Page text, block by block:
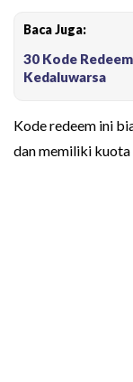
Baca Juga:
30 Kode
Kedaluwarsa
Kode redeem ini
dan memiliki